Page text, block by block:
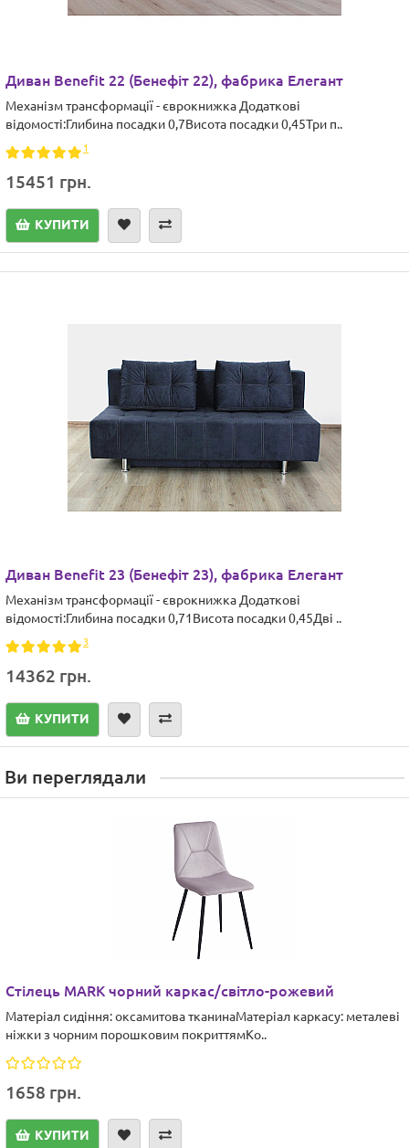
Диван Benefit 22 (Бенефіт 22), фабрика Елегант
Механізм трансформації - єврокнижка Додаткові
відомості:Глибина посадки 0,7Висота посадки 0,45Три п..
1
15451 грн.
КУПИТИ
Диван Benefit 23 (Бенефіт 23), фабрика Елегант
Механізм трансформації - єврокнижка Додаткові
відомості:Глибина посадки 0,71Висота посадки 0,45Дві ..
3
14362 грн.
КУПИТИ
Ви переглядали
Стілець MARK чорний каркас/світло-рожевий
Матеріал сидіння: оксамитова тканинаМатеріал каркасу: металеві
ніжки з чорним порошковим покриттямКо..
1658 грн.
КУПИТИ